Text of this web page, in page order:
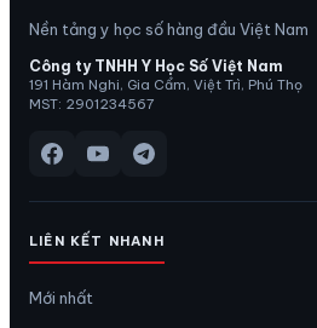
Nền tảng y học số hàng đầu Việt Nam
Công ty TNHH Y Học Số Việt Nam
191 Hàm Nghi, Gia Cẩm, Việt Trì, Phú Thọ
MST: 2901234567
LIÊN KẾT NHANH
Mới nhất